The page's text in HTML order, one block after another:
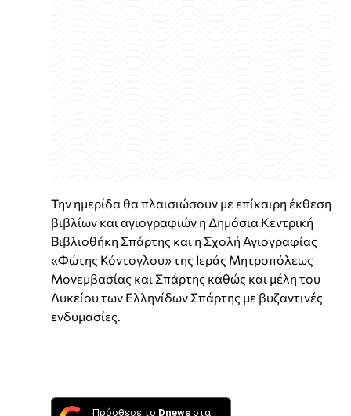
Την ημερίδα θα πλαισιώσουν με επίκαιρη έκθεση
βιβλίων και αγιογραφιών η Δημόσια Κεντρική
Βιβλιοθήκη Σπάρτης και η Σχολή Αγιογραφίας
«Φώτης Κόντογλου» της Ιεράς Μητροπόλεως
Μονεμβασίας και Σπάρτης καθώς και μέλη του
Λυκείου των Ελληνίδων Σπάρτης με βυζαντινές
ενδυμασίες.
Πρόσθεσε το Dnews στα